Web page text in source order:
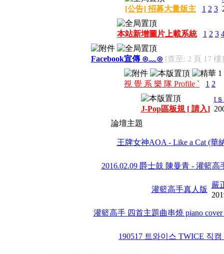
[公告] 招募大量版主 1 2 3
本站新增圖片上載系統 1 2 3
Facebook宣傳 ⊙﹏⊙ [查至: 2 頁 17 樓]
視 覺 系 樂 隊 Profile ` 1 2
J-Pop區板規 [ 請入]
t
論壇主題
王牌女神AOA - Like a Cat (華
2016.02.09 爵士鼓 陳曼青 - 灌籃高
灌籃高手真人版
嚴
灌籃高手 四首主題曲串燒 piano
190517 트와이스 TWICE 직캠